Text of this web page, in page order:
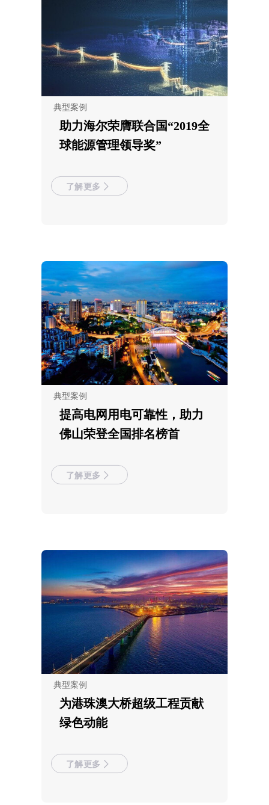
典型案例
助力海尔荣膺联合国“2019全
球能源管理领导奖”
了解更多
典型案例
提高电网用电可靠性，助力
佛山荣登全国排名榜首
了解更多
典型案例
为港珠澳大桥超级工程贡献
绿色动能
了解更多